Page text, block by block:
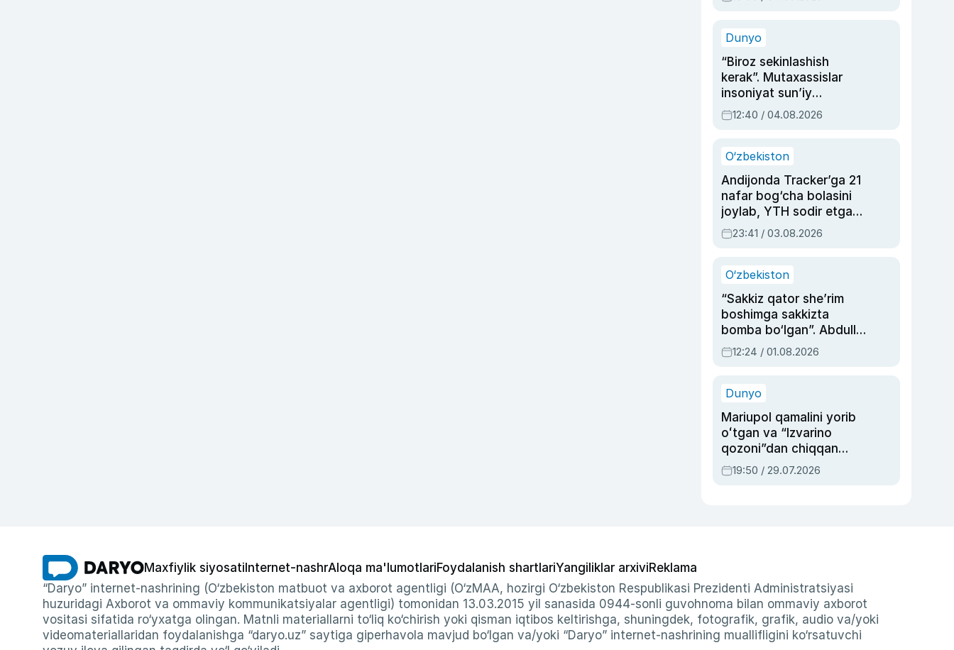
Ahmedovaning
Dunyo
“Biroz sekinlashish
kerak”. Mutaxassislar
insoniyat sun’iy
intellektni boshqara
olmay qolishidan xavotir
12:40 / 04.08.2026
O‘zbekiston
Andijonda Tracker’ga 21
nafar bog‘cha bolasini
joylab, YTH sodir etgan
ayolga sud hukmi o‘qildi
23:41 / 03.08.2026
O‘zbekiston
“Sakkiz qator she’rim
boshimga sakkizta
bomba bo‘lgan”. Abdulla
Oripovni siyosiy
ayblovlardan asrab
12:24 / 01.08.2026
Dunyo
Mariupol qamalini yorib
oʻtgan va “Izvarino
qozoni”dan chiqqan
qahramon — Ukraina
armiyasi bosh
19:50 / 29.07.2026
Maxfiylik siyosati Internet-nashrAloqa ma'lumotlariFoydalanish shartlariYangiliklar arxiviReklama
“Daryo” internet-nashrining (O‘zbekiston matbuot va axborot agentligi (O‘zMAA, hozirgi O‘zbekiston Respublikasi Prezidenti Administratsiyasi
huzuridagi Axborot va ommaviy kommunikatsiyalar agentligi) tomonidan 13.03.2015 yil sanasida 0944-sonli guvohnoma bilan ommaviy axborot
vositasi sifatida ro‘yxatga olingan. Matnli materiallarni to‘liq ko‘chirish yoki qisman iqtibos keltirishga, shuningdek, fotografik, grafik, audio va/yoki
videomateriallaridan foydalanishga “daryo.uz” saytiga giperhavola mavjud bo‘lgan va/yoki “Daryo” internet-nashrining muallifligini ko‘rsatuvchi